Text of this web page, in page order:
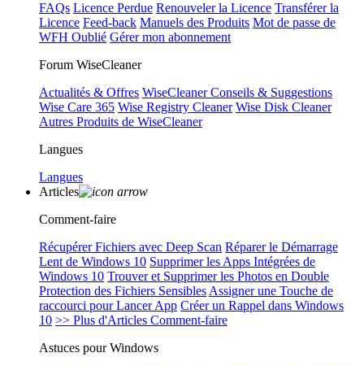
FAQs Licence Perdue Renouveler la Licence Transférer la
Licence Feed-back Manuels des Produits Mot de passe de
WFH Oublié Gérer mon abonnement
Forum WiseCleaner
Actualités & Offres WiseCleaner Conseils & Suggestions
Wise Care 365 Wise Registry Cleaner Wise Disk Cleaner
Autres Produits de WiseCleaner
Langues
Langues
Articles
Comment-faire
Récupérer Fichiers avec Deep Scan Réparer le Démarrage
Lent de Windows 10 Supprimer les Apps Intégrées de
Windows 10 Trouver et Supprimer les Photos en Double
Protection des Fichiers Sensibles Assigner une Touche de
raccourci pour Lancer App Créer un Rappel dans Windows
10 >> Plus d'Articles Comment-faire
Astuces pour Windows